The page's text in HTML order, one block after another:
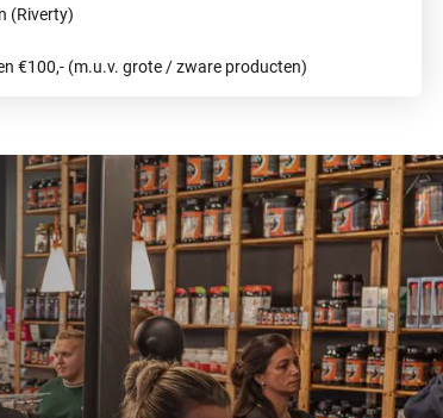
(Riverty)
€100,- (m.u.v. grote / zware producten)